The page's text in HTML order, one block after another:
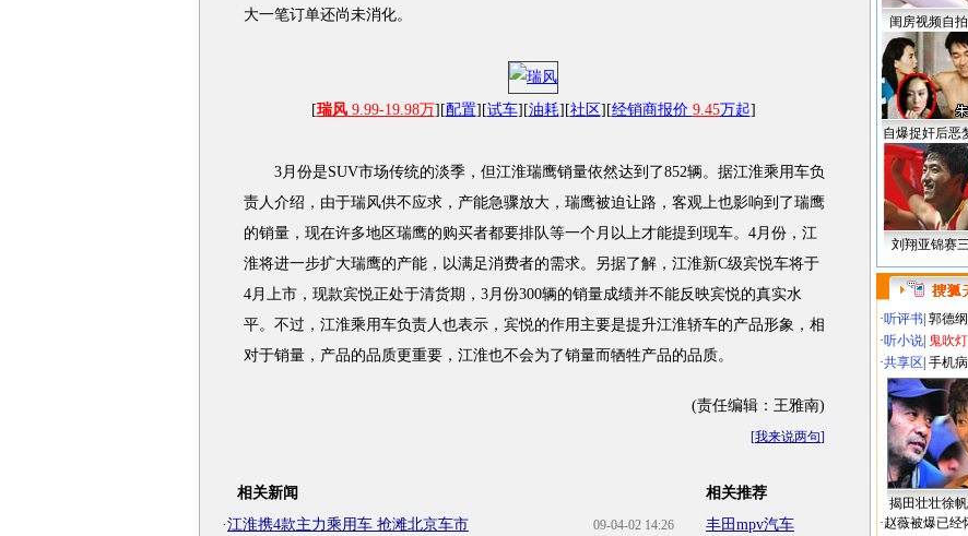
大一笔订单还尚未消化。
[瑞风9.99-19.98万][配置][试车][油耗][社区][经销商报价 9.45万起]
3月份是SUV市场传统的淡季，但江淮瑞鹰销量依然达到了852辆。据江淮乘用车负
责人介绍，由于瑞风供不应求，产能急骤放大，瑞鹰被迫让路，客观上也影响到了瑞鹰
的销量，现在许多地区瑞鹰的购买者都要排队等一个月以上才能提到现车。4月份，江
淮将进一步扩大瑞鹰的产能，以满足消费者的需求。另据了解，江淮新C级宾悦车将于
4月上市，现款宾悦正处于清货期，3月份300辆的销量成绩并不能反映宾悦的真实水
平。不过，江淮乘用车负责人也表示，宾悦的作用主要是提升江淮轿车的产品形象，相
对于销量，产品的品质更重要，江淮也不会为了销量而牺牲产品的品质。
(责任编辑：王雅南)
[我来说两句]
相关新闻
09-04-02 14:26
·江淮携4款主力乘用车 抢滩北京车市
相关推荐
丰田mpv汽车
闺房视频自
自爆捉奸后恶
刘翔亚锦赛
·听评书 郭德
·听小说 鬼吹
·共享区 手机
揭田壮壮徐
·赵薇被爆已经